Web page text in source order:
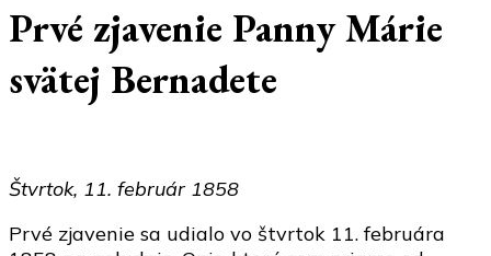
Prvé zjavenie Panny Márie
svätej Bernadete
Štvrtok, 11. február 1858
Prvé zjavenie sa udialo vo štvrtok 11. februára